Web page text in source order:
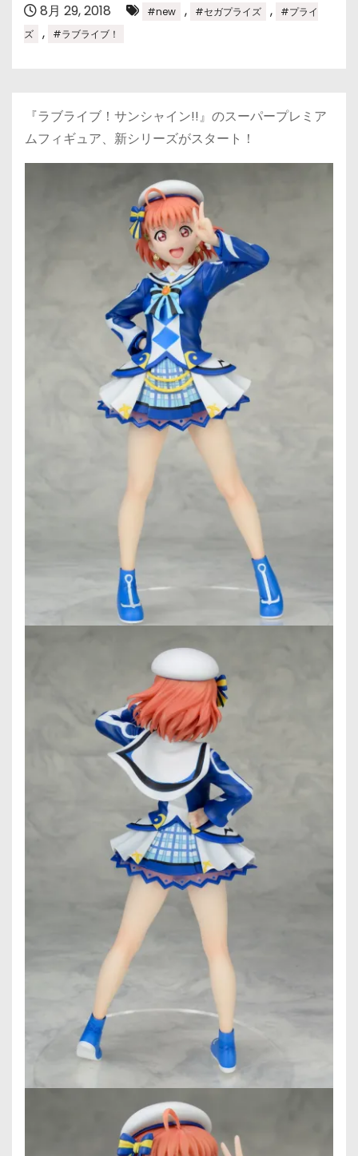
8月 29, 2018 #new , #セガプライズ ,
#プライ
ズ
, #ラブライブ！
『ラブライブ！サンシャイン!!』のスーパープレミア
ムフィギュア、新シリーズがスタート！